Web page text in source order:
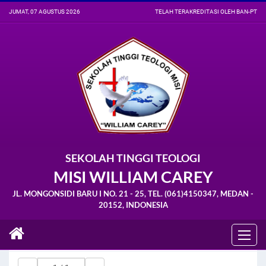
JUMAT, 07 AGUSTUS 2026 TELAH TERAKREDITASI OLEH BAN-PT
SEKOLAH TINGGI TEOLOGI
MISI WILLIAM CAREY
JL. MONGONSIDI BARU I NO. 21 - 25, TEL. (061)4150347, MEDAN -
20152, INDONESIA